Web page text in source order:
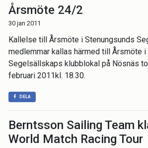
Årsmöte 24/2
30 jan 2011
Kallelse till Årsmöte i Stenungsunds
medlemmar kallas härmed till Årsmöte i
Segelsällskaps klubblokal på Nösnäs
februari 2011kl. 18.30.
DELA
Berntsson Sailing Team
World Match Racing Tour